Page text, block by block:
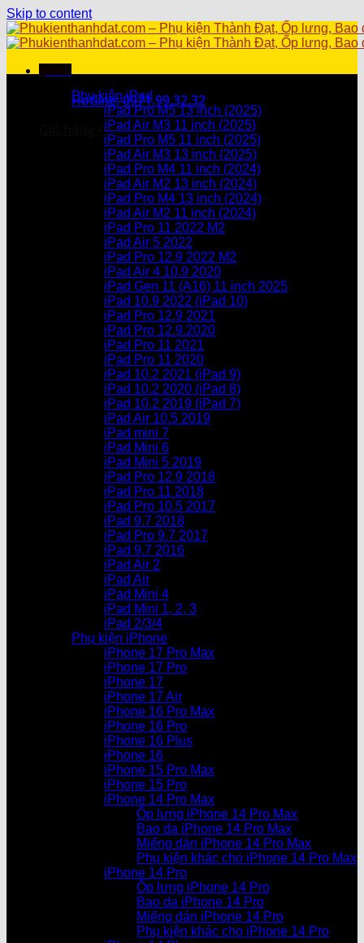
Skip to content
Hotline: 0971.99.32.32
Giỏ hàng /0₫
Chưa có sản phẩm trong giỏ hàng.
Chưa có sản phẩm trong giỏ hàng.
Danh mục sản phẩm
Phụ kiện iPad
iPad Pro M5 13 inch (2025)
iPad Air M3 11 inch (2025)
iPad Pro M5 11 inch (2025)
iPad Air M3 13 inch (2025)
iPad Pro M4 11 inch (2024)
iPad Air M2 13 inch (2024)
iPad Pro M4 13 inch (2024)
iPad Air M2 11 inch (2024)
iPad Pro 11 2022 M2
iPad Air 5 2022
iPad Pro 12.9 2022 M2
iPad Air 4 10.9 2020
iPad Gen 11 (A16) 11 inch 2025
iPad 10.9 2022 (iPad 10)
iPad Pro 12.9 2021
iPad Pro 12.9.2020
iPad Pro 11 2021
iPad Pro 11 2020
iPad 10.2 2021 (iPad 9)
iPad 10.2 2020 (iPad 8)
iPad 10.2 2019 (iPad 7)
iPad Air 10.5 2019
iPad mini 7
iPad Mini 6
iPad Mini 5 2019
iPad Pro 12.9 2018
iPad Pro 11 2018
iPad Pro 10.5 2017
iPad 9.7 2018
iPad Pro 9.7 2017
iPad 9.7 2016
iPad Air 2
iPad Air
iPad Mini 4
iPad Mini 1, 2, 3
iPad 2/3/4
Phụ kiện iPhone
iPhone 17 Pro Max
iPhone 17 Pro
iPhone 17
iPhone 17 Air
iPhone 16 Pro Max
iPhone 16 Pro
iPhone 16 Plus
iPhone 16
iPhone 15 Pro Max
iPhone 15 Pro
iPhone 14 Pro Max
Ốp lưng iPhone 14 Pro Max
Bao da iPhone 14 Pro Max
Miếng dán iPhone 14 Pro Max
Phụ kiện khác cho iPhone 14 Pro Max
iPhone 14 Pro
Ốp lưng iPhone 14 Pro
Bao da iPhone 14 Pro
Miếng dán iPhone 14 Pro
Phụ kiện khác cho iPhone 14 Pro